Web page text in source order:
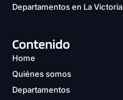
Departamentos en La Victoria
Contenido
Home
Quiénes somos
Departamentos